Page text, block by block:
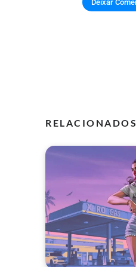
RELACIONADOS